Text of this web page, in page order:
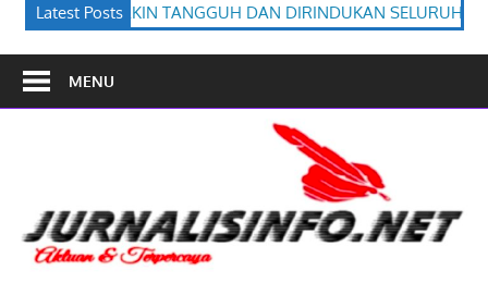
Latest Posts
DAN DIRINDUKAN SELURUH BANGSA Bupati Heriyus
MENU